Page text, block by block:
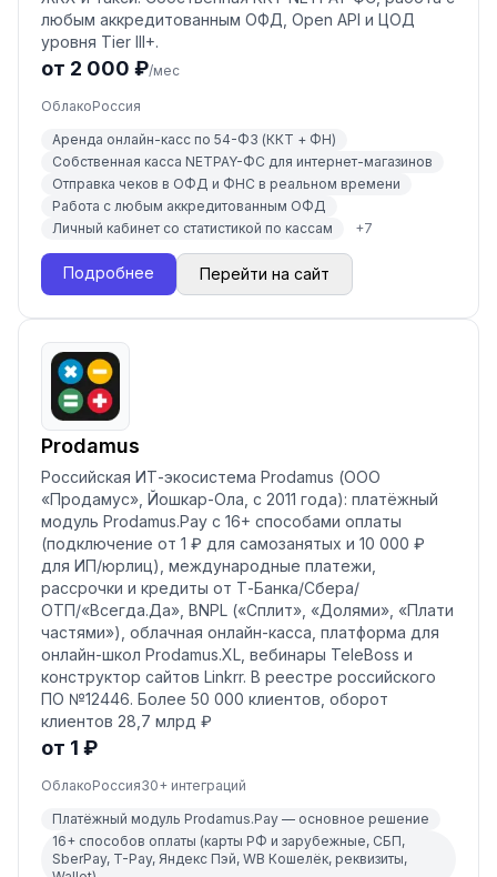
любым аккредитованным ОФД, Open API и ЦОД
уровня Tier III+.
от 2 000 ₽/мес
ОблакоРоссия
Аренда онлайн-касс по 54-ФЗ (ККТ + ФН)
Собственная касса NETPAY-ФС для интернет-магазинов
Отправка чеков в ОФД и ФНС в реальном времени
Работа с любым аккредитованным ОФД
Личный кабинет со статистикой по кассам
+7
Подробнее Перейти на сайт
Prodamus
Российская ИТ-экосистема Prodamus (ООО
«Продамус», Йошкар-Ола, с 2011 года): платёжный
модуль Prodamus.Pay с 16+ способами оплаты
(подключение от 1 ₽ для самозанятых и 10 000 ₽
для ИП/юрлиц), международные платежи,
рассрочки и кредиты от Т-Банка/Сбера/
ОТП/«Всегда.Да», BNPL («Сплит», «Долями», «Плати
частями»), облачная онлайн-касса, платформа для
онлайн-школ Prodamus.XL, вебинары TeleBoss и
конструктор сайтов Linkrr. В реестре российского
ПО №12446. Более 50 000 клиентов, оборот
клиентов 28,7 млрд ₽
от 1 ₽
ОблакоРоссия30+ интеграций
Платёжный модуль Prodamus.Pay — основное решение
16+ способов оплаты (карты РФ и зарубежные, СБП,
SberPay, T-Pay, Яндекс Пэй, WB Кошелёк, реквизиты,